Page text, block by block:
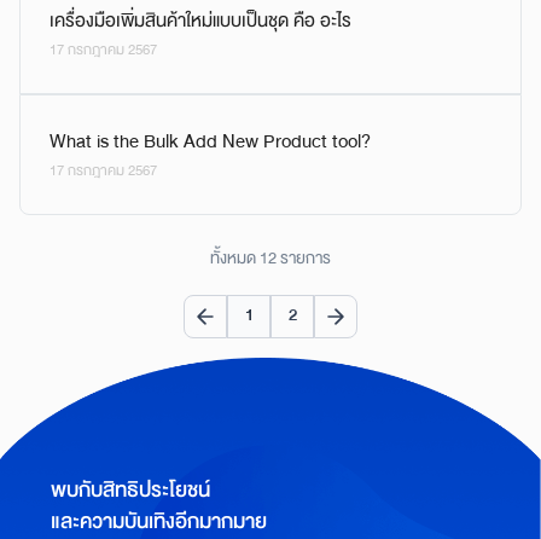
เครื่องมือเพิ่มสินค้าใหม่แบบเป็นชุด คือ อะไร
17 กรกฎาคม 2567
What is the Bulk Add New Product tool?
17 กรกฎาคม 2567
ทั้งหมด 12 รายการ
1 2
พบกับสิทธิประโยชน์
และความบันเทิงอีกมากมาย